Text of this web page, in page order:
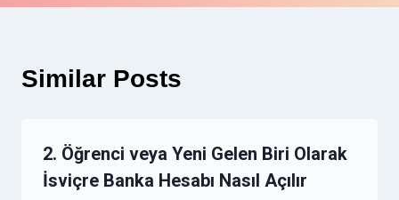
Similar Posts
2. Öğrenci veya Yeni Gelen Biri Olarak
İsviçre Banka Hesabı Nasıl Açılır